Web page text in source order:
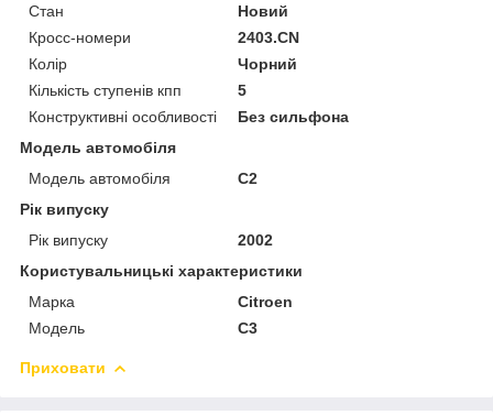
Стан
Новий
Кросс-номери
2403.CN
Колір
Чорний
Кількість ступенів кпп
5
Конструктивні особливості
Без сильфона
Модель автомобіля
Модель автомобіля
C2
Рік випуску
Рік випуску
2002
Користувальницькі характеристики
Марка
Citroen
Мoдель
C3
Приховати